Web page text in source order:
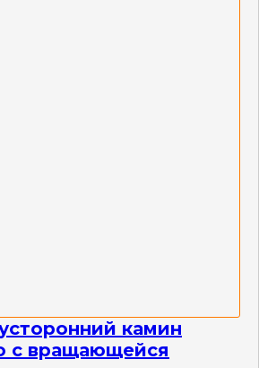
камин
с вращающейся